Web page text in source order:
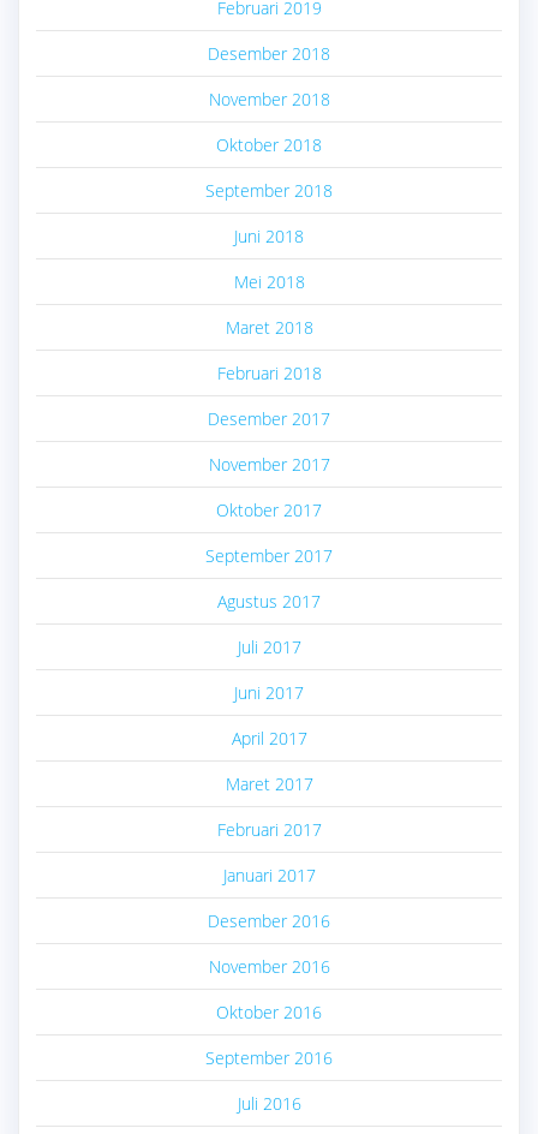
Februari 2019
Desember 2018
November 2018
Oktober 2018
September 2018
Juni 2018
Mei 2018
Maret 2018
Februari 2018
Desember 2017
November 2017
Oktober 2017
September 2017
Agustus 2017
Juli 2017
Juni 2017
April 2017
Maret 2017
Februari 2017
Januari 2017
Desember 2016
November 2016
Oktober 2016
September 2016
Juli 2016